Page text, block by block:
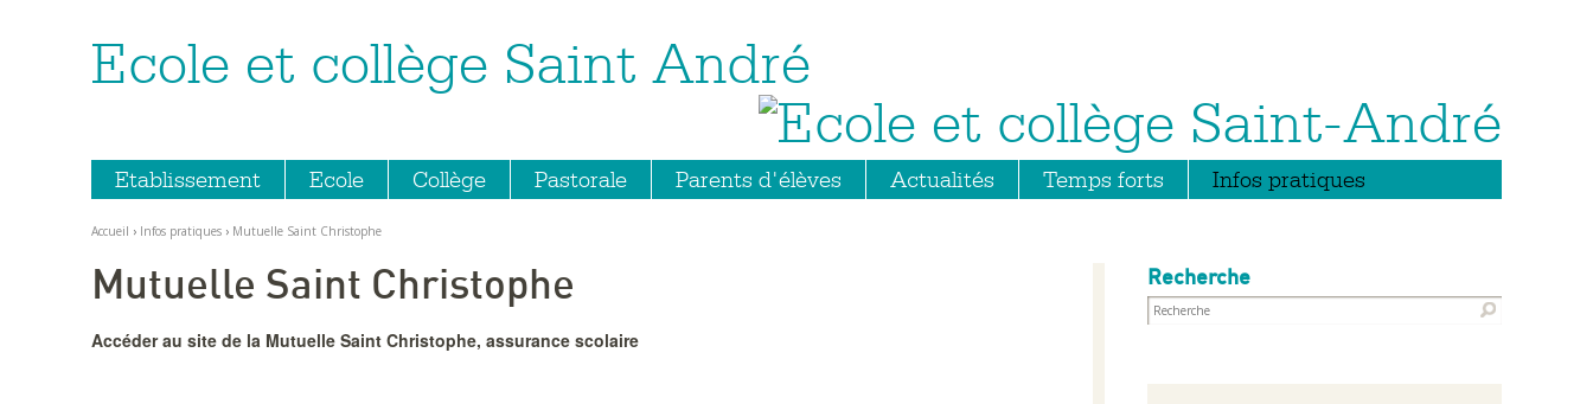
Aller
au
contenu.
navigation
Outils
personnels
Ecole et collège Saint André
Etablissement Ecole Collège Pastorale Parents d'élèves Actualités Temps forts Infos pratiques
Accueil › Infos pratiques › Mutuelle Saint Christophe
Recherche
Mutuelle Saint Christophe
Accéder au site de la Mutuelle Saint Christophe, assurance scolaire